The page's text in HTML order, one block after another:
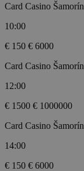
Card Casino Šamorín
10:00
€ 150 € 6000
Card Casino Šamorín
12:00
€ 1500 € 1000000
Card Casino Šamorín
14:00
€ 150 € 6000